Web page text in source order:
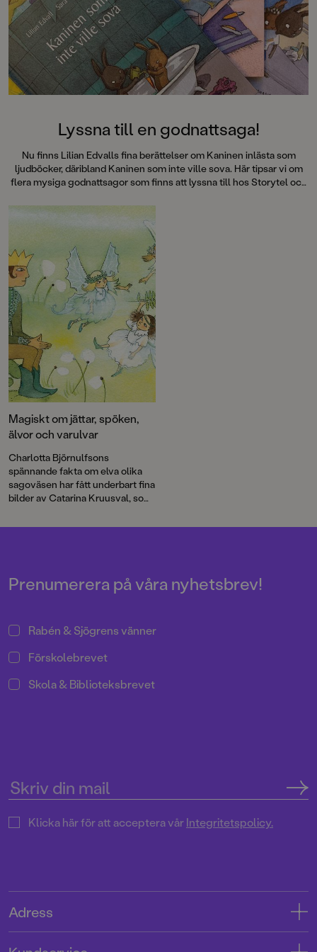
medryckande bilderbok." - Erika
Hallhagen tipsar om årets bästa
böcker för barn och unga i
SvD"Mycket underhållande,
särskilt att rutscha med i Jenny
Dahlbergs bilder som inte sitter still
en enda sekund. På vartenda
uppslag finns tusen detaljer att
följa familjens hund på dess
sniffande äventyr." - Pia Huss,
DN"En bok som kommer att locka
till skratt hos såväl små som stora." -
BTJ.
Lyssna till en godnattsaga!
Nu finns Lilian Edvalls fina berättelser om Kaninen inlästa som
ljudböcker, däribland Kaninen som inte ville sova. Här tipsar vi om
flera mysiga godnattsagor som finns att lyssna till hos Storytel och
Magiskt om jättar, spöken,
älvor och varulvar
Charlotta Björnulfsons
spännande fakta om elva olika
sagoväsen har fått underbart fina
bilder av Catarina Kruusval, som
och finurlig humor.
Prenumerera på våra nyhetsbrev!
Rabén & Sjögrens vänner
Förskolebrevet
Skola & Biblioteksbrevet
Klicka här för att acceptera vårIntegritetspolicy.
Adress